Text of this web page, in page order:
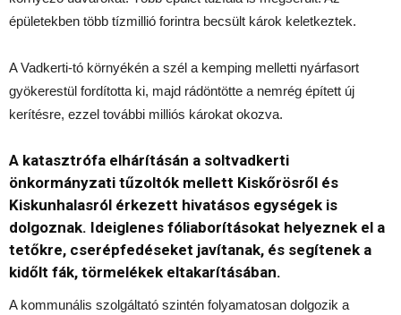
épületekben több tízmillió forintra becsült károk keletkeztek.
A Vadkerti-tó környékén a szél a kemping melletti nyárfasort
gyökerestül fordította ki, majd rádöntötte a nemrég épített új
kerítésre, ezzel további milliós károkat okozva.
A katasztrófa elhárításán a soltvadkerti
önkormányzati tűzoltók mellett Kiskőrösről és
Kiskunhalasról érkezett hivatásos egységek is
dolgoznak. Ideiglenes fóliaborításokat helyeznek el a
tetőkre, cserépfedéseket javítanak, és segítenek a
kidőlt fák, törmelékek eltakarításában.
A kommunális szolgáltató szintén folyamatosan dolgozik a